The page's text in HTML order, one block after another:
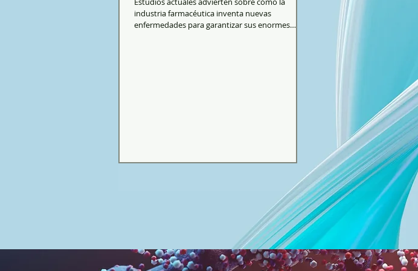
industria farmacéutica inventa nuevas
enfermedades para garantizar sus enormes